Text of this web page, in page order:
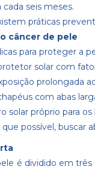
seis meses.
práticas
câncer de pele
para proteger a
solar com
prolongada
com abas
solar próprio para os
possível, buscar
é dividido em